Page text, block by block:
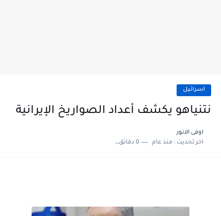
اسرائيل
نتنياهو يكشف أعداد الصواريخ الإيرانية
اوفى الانور
اخر تحديث :منذ عام 0 دقائق للقراءة